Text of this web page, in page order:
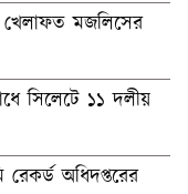
খেলাফত মজলিসের
সিলেটে ১১ দলীয়
অধিদপ্তরের